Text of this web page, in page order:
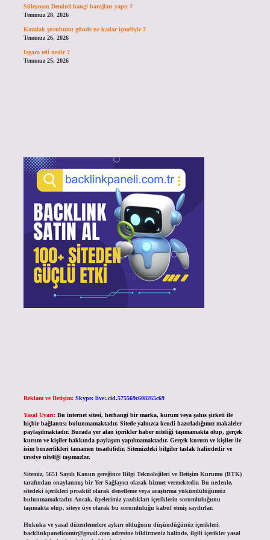
Süleyman Demirel hangi barajları yaptı ?
Temmuz 28, 2026
Kozalak şurubunu günde ne kadar içmeliyiz ?
Temmuz 26, 2026
Izgara teli nedir ?
Temmuz 25, 2026
Reklam ve İletişim: Skype: live:.cid.575569c608265c69
Yasal Uyarı: Bu internet sitesi, herhangi bir marka, kurum veya şahıs şirketi ile
hiçbir bağlantısı bulunmamaktadır. Sitede yalnızca kendi hazırladığımız makaleler
paylaşılmaktadır. Burada yer alan içerikler haber niteliği taşımamakta olup, gerçek
kurum ve kişiler hakkında paylaşım yapılmamaktadır. Gerçek kurum ve kişiler ile
isim benzerlikleri tamamen tesadüfidir. Sitemizdeki bilgiler taslak halindedir ve
tavsiye niteliği taşımazlar.
Sitemiz, 5651 Sayılı Kanun gereğince Bilgi Teknolojileri ve İletişim Kurumu (BTK)
tarafından onaylanmış bir Yer Sağlayıcı olarak hizmet vermektedir. Bu nedenle,
sitedeki içerikleri proaktif olarak denetleme veya araştırma yükümlülüğümüz
bulunmamaktadır. Ancak, üyelerimiz yazdıkları içeriklerin sorumluluğunu
taşımakta olup, siteye üye olarak bu sorumluluğu kabul etmiş sayılırlar.
Hukuka ve yasal düzenlemelere aykırı olduğunu düşündüğünüz içerikleri,
backlinkpanelicomtr@gmail.comadresine bildirmeniz halinde, ilgili içerikler yasal